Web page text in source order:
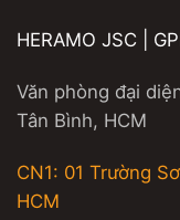
HERAMO JSC |
Văn phòng đại
Tân Bình, HCM
CN1: 01 Trường
HCM